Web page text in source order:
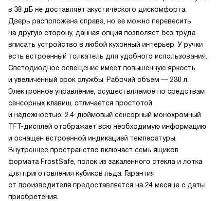
в 38 дБ не доставляет акустического дискомфорта.
Дверь расположена справа, но ее можно перевесить
на другую сторону, данная опция позволяет без труда
вписать устройство в любой кухонный интерьер. У ручки
есть встроенный толкатель для удобного использования.
Светодиодное освещение имеет повышенную яркость
и увеличенный срок службы. Рабочий объем — 230 л.
Электронное управление, осуществляемое по средствам
сенсорных клавиш, отличается простотой
и надежностью. 2.4-дюймовый сенсорный монохромный
TFT-дисплей отображает всю необходимую информацию
и оснащен встроенной индикацией температуры.
Внутреннее пространство включает семь ящиков
формата FrostSafe, полок из закаленного стекла и лотка
для приготовления кубиков льда. Гарантия
от производителя предоставляется на 24 месяца с даты
приобретения.